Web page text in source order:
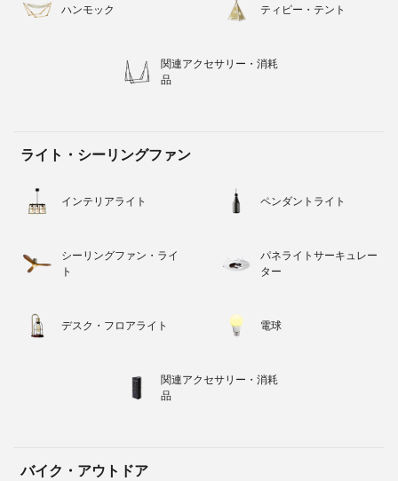
ハンモック ティピー・テント
関連アクセサリー・消耗
品
ライト・シーリングファン
インテリアライト ペンダントライト
シーリングファン・ライ
ト
パネライトサーキュレー
ター
デスク・フロアライト 電球
関連アクセサリー・消耗
品
バイク・アウトドア